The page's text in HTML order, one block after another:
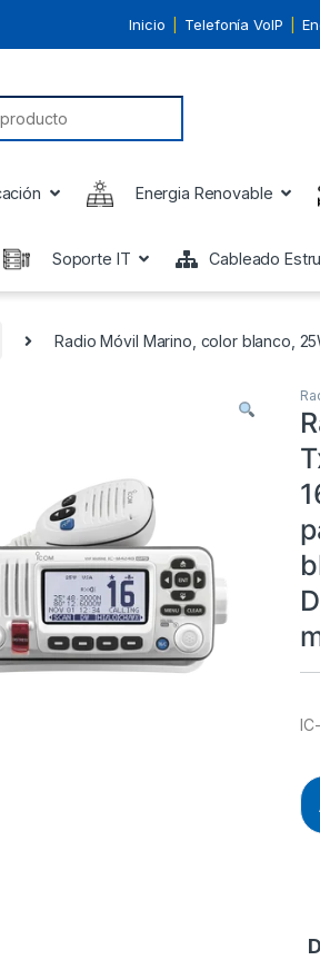
Inicio Telefonía VoIP
Energia Renovable
Soporte IT Cableado
Radio Móvil Marino, color blanco,